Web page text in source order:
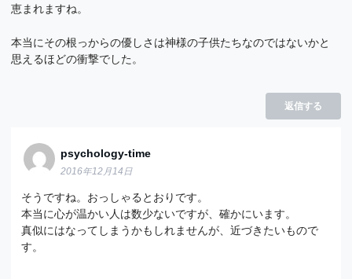
恵まれますね。
本当にその根っからの優しさは神様の子供たちなのではないかと
思えるほどの衝撃でした。
返信する
psychology-time
2016年12月14日
そうですね。おっしゃるとおりです。
本当に心が温かい人は数少ないですが、確かにいます。
真似にはなってしまうかもしれませんが、近づきたいもので
す。